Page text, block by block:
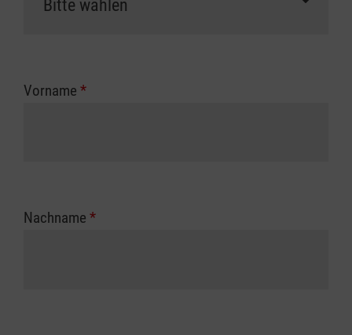
Vorname *
Nachname *